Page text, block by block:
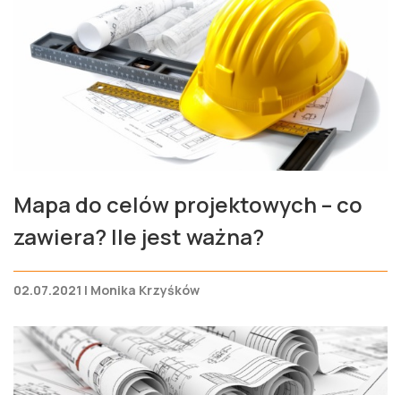
Mapa do celów projektowych – co
zawiera? Ile jest ważna?
02.07.2021 | Monika Krzyśków